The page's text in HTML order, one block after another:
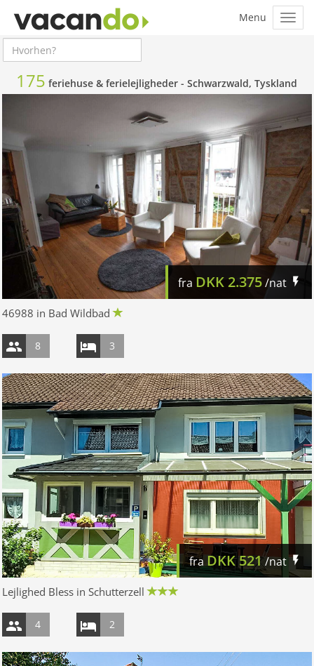
175 feriehuse & ferielejligheder - Schwarzwald, Tyskland
fra DKK 2.375/nat
46988 in Bad Wildbad
8 3
fraDKK521/nat
Lejlighed Bless in Schutterzell
4 2